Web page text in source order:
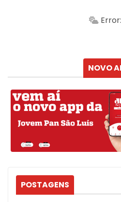
NOVO
POSTAGENS